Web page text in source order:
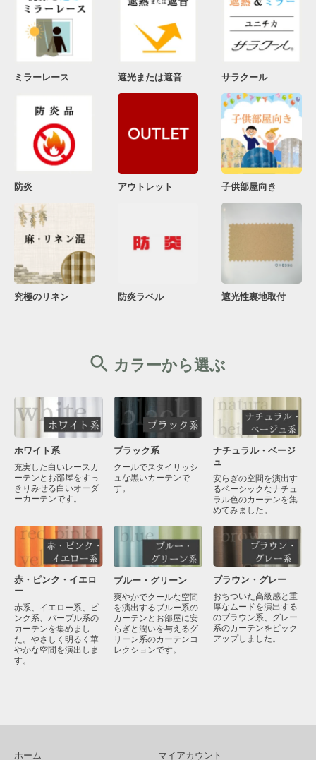
ミラーレース 遮光または遮音 サラクール
防炎 アウトレット 子供部屋向き
究極のリネン 防炎ラベル 遮光性裏地取付
カラーから選ぶ
ホワイト系
充実した白いレースカ
ーテンとお部屋をすっ
きりみせる白いオーダ
ーカーテンです。
ブラック系
クールでスタイリッシ
ュな黒いカーテンで
す。
ナチュラル・ベージ
ュ
安らぎの空間を演出す
るベーシックなナチュ
ラル色のカーテンを集
めてみました。
赤・ピンク・イエロ
ー
赤系、イエロー系、ピ
ンク系、パープル系の
カーテンを集めまし
た。やさしく明るく華
やかな空間を演出しま
す。
ブルー・グリーン
爽やかでクールな空間
を演出するブルー系の
カーテンとお部屋に安
らぎと潤いを与えるグ
リーン系のカーテンコ
レクションです。
ブラウン・グレー
おちついた高級感と重
厚なムードを演出する
のブラウン系、グレー
系のカーテンをピック
アップしました。
ホーム マイアカウント